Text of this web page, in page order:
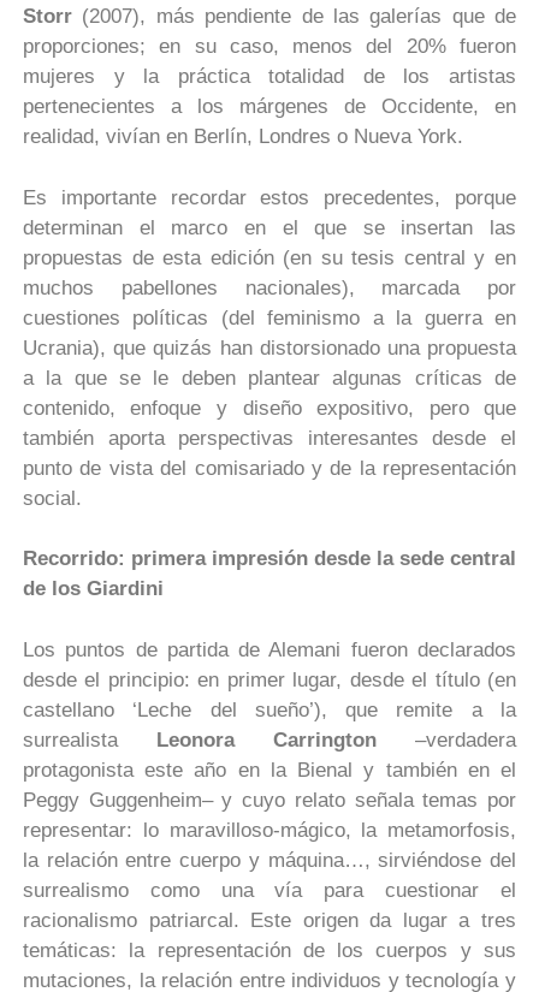
Storr (2007), más pendiente de las galerías que de
proporciones; en su caso, menos del 20% fueron
mujeres y la práctica totalidad de los artistas
pertenecientes a los márgenes de Occidente, en
realidad, vivían en Berlín, Londres o Nueva York.
Es importante recordar estos precedentes, porque
determinan el marco en el que se insertan las
propuestas de esta edición (en su tesis central y en
muchos pabellones nacionales), marcada por
cuestiones políticas (del feminismo a la guerra en
Ucrania), que quizás han distorsionado una propuesta
a la que se le deben plantear algunas críticas de
contenido, enfoque y diseño expositivo, pero que
también aporta perspectivas interesantes desde el
punto de vista del comisariado y de la representación
social.
Recorrido: primera impresión desde la sede central
de los Giardini
Los puntos de partida de Alemani fueron declarados
desde el principio: en primer lugar, desde el título (en
castellano ‘Leche del sueño’), que remite a la
surrealista Leonora Carrington –verdadera
protagonista este año en la Bienal y también en el
Peggy Guggenheim– y cuyo relato señala temas por
representar: lo maravilloso-mágico, la metamorfosis,
la relación entre cuerpo y máquina…, sirviéndose del
surrealismo como una vía para cuestionar el
racionalismo patriarcal. Este origen da lugar a tres
temáticas: la representación de los cuerpos y sus
mutaciones, la relación entre individuos y tecnología y